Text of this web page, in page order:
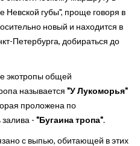
Невской губы", проще говоря в
новый и находится в
Петербурга, добираться до
экотропы общей
называется "У Лукоморья"
проложена по
- "Бугаина тропа".
с выпью, обитающей в этих